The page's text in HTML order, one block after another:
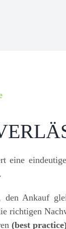
eine
den Ankauf
richtigen
(best